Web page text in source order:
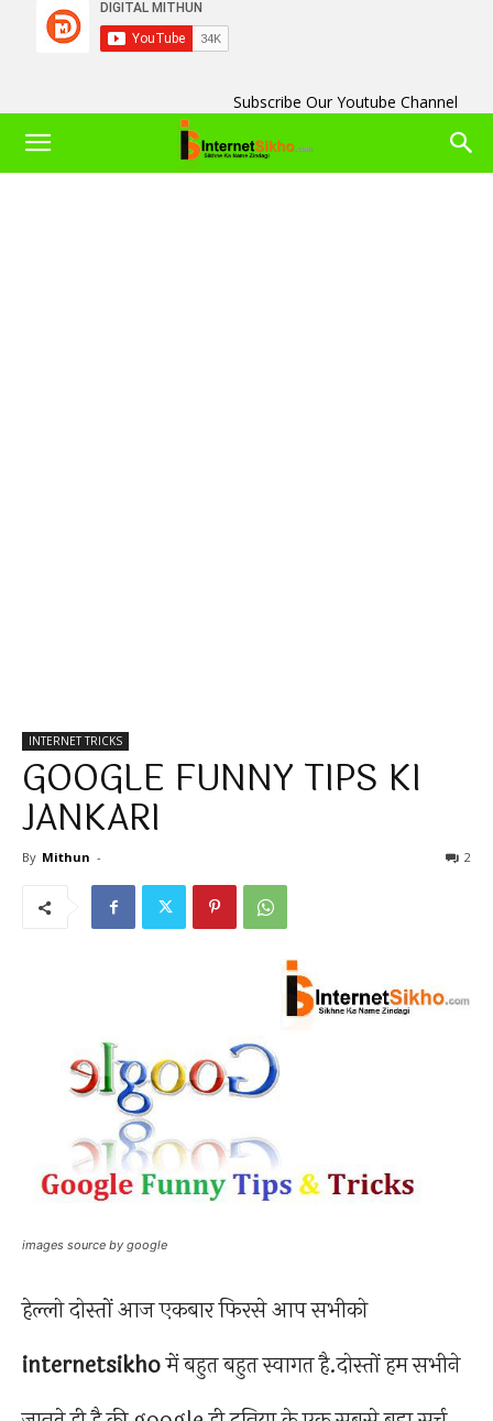
Subscribe Our Youtube Channel
INTERNET TRICKS
GOOGLE FUNNY TIPS KI
JANKARI
By Mithun - 2
images source by google
हेल्लो दोस्तों आज एकबार फिरसे आप सभीको
internetsikhoमें बहुत बहुत स्वागत है.दोस्तों हम सभीने